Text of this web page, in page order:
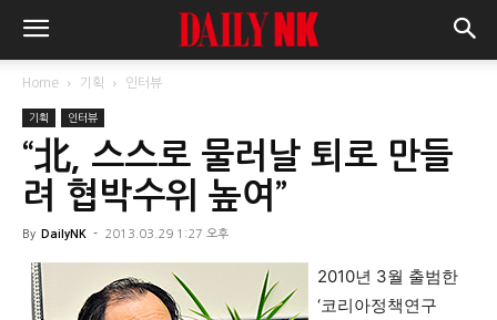
Home 기획 인터뷰
기획 인터뷰
“北, 스스로 물러날 퇴로 만들
려 협박수위 높여”
By DailyNK - 2013.03.29 1:27 오후
2010년 3월 출범한
‘코리아정책연구